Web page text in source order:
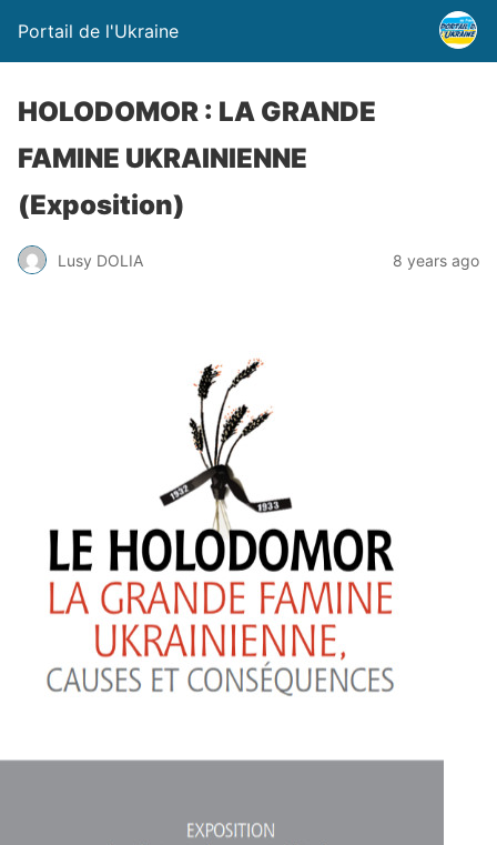
Portail de l'Ukraine
HOLODOMOR : LA GRANDE
FAMINE UKRAINIENNE
(Exposition)
Lusy DOLIA 8 years ago